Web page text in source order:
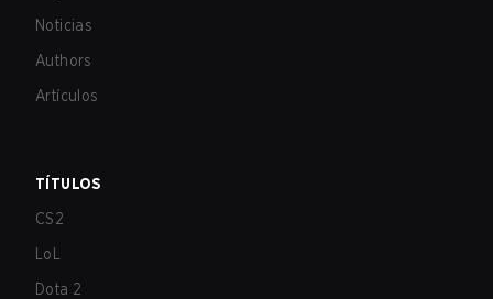
Noticias
Authors
Artículos
TÍTULOS
CS2
LoL
Dota 2